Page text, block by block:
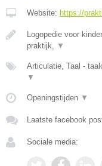
Website: https://
Logopedie voor
praktijk,
▼
Articulatie, Taal -
▼
Openingstijden ▼
Laatste facebook
Sociale media: